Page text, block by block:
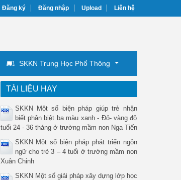
Đăng ký Đăng nhập Upload Liên hệ
SKKN Trung Học Phổ Thông
TÀI LIỆU HAY
SKKN Một số biện pháp giúp trẻ nhận
biết phân biệt ba màu xanh - Đỏ- vàng độ
tuổi 24 - 36 tháng ở trường mầm non Nga Tiến
SKKN Một số biện pháp phát triển ngôn
ngữ cho trẻ 3 – 4 tuổi ở trường mầm non
Xuân Chinh
SKKN Một số giải pháp xây dựng lớp học